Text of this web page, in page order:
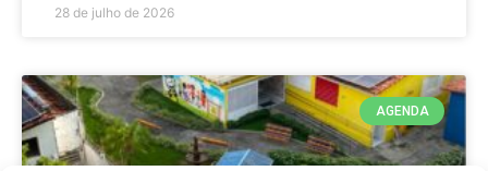
28 de julho de 2026
AGENDA